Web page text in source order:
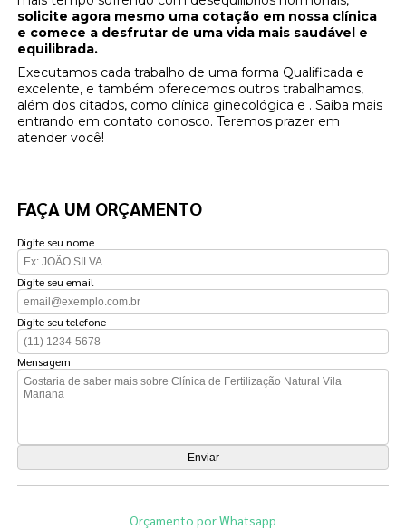
solicite agora mesmo uma cotação em nossa clínica
e comece a desfrutar de uma vida mais saudável e
equilibrada.
Executamos cada trabalho de uma forma Qualificada e
excelente, e também oferecemos outros trabalhamos,
além dos citados, como clínica ginecológica e . Saiba mais
entrando em contato conosco. Teremos prazer em
atender você!
FAÇA UM ORÇAMENTO
Digite seu nome
Digite seu email
Digite seu telefone
Mensagem
Orçamento por Whatsapp